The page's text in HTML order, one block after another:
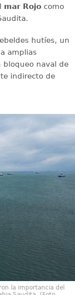
mar Rojocomo
hutíes, un
amplias
bloqueo naval de
indirecto de
la importancia del